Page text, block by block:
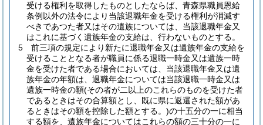
受ける権利を取得したものとしたならば、青森県職員恩給
条例以外の法令により当該退職年金を受ける権利が消滅す
べきであつた者又はその遺族については、当該退職年金又
はこれに基づく遺族年金の支給は、行わないものとする。
5
前三項の規定により新たに退職年金又は遺族年金の支給を
受けることとなる者が職員に係る退職一時金又は遺族一時
金を受けた者である場合においては、当該退職年金又は遺
族年金の年額は、退職年金については当該退職一時金又は
遺族一時金の額(その者が二以上のこれらのものを受けた者
であるときはその合算額とし、既に県に返還された額があ
るときはその額を控除した額とする。)の十五分の一に相当
する額を、遺族年金についてはこれらの額の三十分の一に